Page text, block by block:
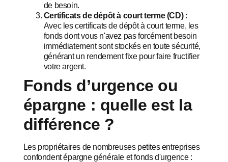
de besoin.
Certificats de dépôt à court terme (CD) :
Avec les certificats de dépôt à court terme, les
fonds dont vous n'avez pas forcément besoin
immédiatement sont stockés en toute sécurité,
générant un rendement fixe pour faire fructifier
votre argent.
Fonds d’urgence ou
épargne : quelle est la
différence ?
Les propriétaires de nombreuses petites entreprises
confondent épargne générale et fonds d'urgence :